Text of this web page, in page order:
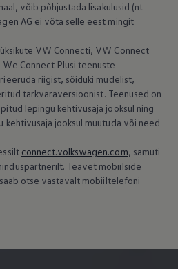
võib põhjustada lisakulusid (nt
AG ei võta selle eest mingit
VW Connecti, VW Connect
Connect Plusi teenuste
riigist, sõiduki mudelist,
tarkvaraversioonist. Teenused on
lepingu kehtivusaja jooksul ning
kehtivusaja jooksul muutuda või need
connect.volkswagen.com, samuti
Teavet mobiilside
otse vastavalt mobiiltelefoni